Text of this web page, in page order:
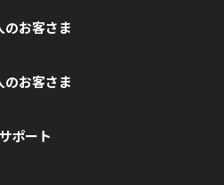
のお客さま
のお客さま
サポート